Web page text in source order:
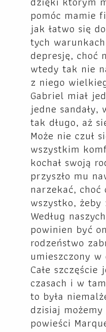
pomóc mamie
jak łatwo się
tych
depresję, choć
wtedy tak nie
z niego
Gabriel miał
jedne sandały,
tak długo, aż
Może nie czuł
wszystkim
kochał swoją
przyszło mu
narzekać, choć
wszystko,
Według
powinien być
rodzeństwo
umieszczony
Całe
czasach i w
to była
dzisiaj
powieści